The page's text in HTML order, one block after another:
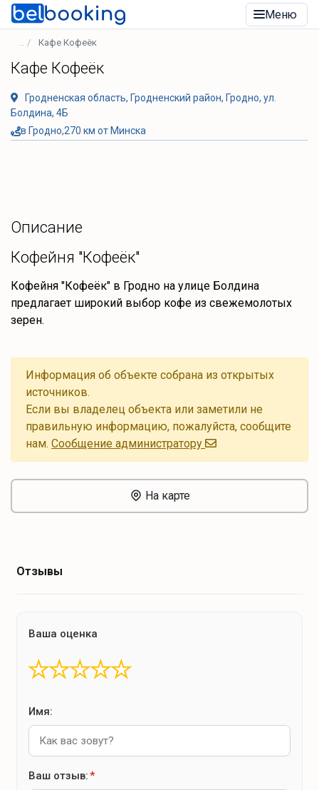
Меню
Кафе Кофеёк
Кафе Кофеёк
Гродненская область, Гродненский район, Гродно, ул.
Болдина, 4Б
в Гродно,270 км от Минска
Описание
Кофейня "Кофеёк"
Кофейня "Кофеёк" в Гродно на улице Болдина
предлагает широкий выбор кофе из свежемолотых
зерен.
Информация об объекте собрана из открытых
источников.
Если вы владелец объекта или заметили не
правильную информацию, пожалуйста, сообщите
нам. Cообщение администратору
На карте
Отзывы
Ваша оценка
★
★
★
★
★
Имя:
Ваш отзыв:*